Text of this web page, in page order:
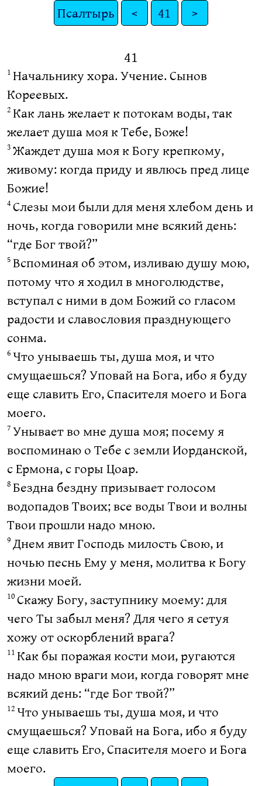
Псалтырь < 41 >
41
1 Начальнику хора. Учение. Сынов
Кореевых.
2 Как лань желает к потокам воды, так
желает душа моя к Тебе, Боже!
3 Жаждет душа моя к Богу крепкому,
живому: когда приду и явлюсь пред лице
Божие!
4 Слезы мои были для меня хлебом день и
ночь, когда говорили мне всякий день:
“где Бог твой?”
5 Вспоминая об этом, изливаю душу мою,
потому что я ходил в многолюдстве,
вступал с ними в дом Божий со гласом
радости и славословия празднующего
сонма.
6 Что унываешь ты, душа моя, и что
смущаешься? Уповай на Бога, ибо я буду
еще славить Его, Спасителя моего и Бога
моего.
7 Унывает во мне душа моя; посему я
воспоминаю о Тебе с земли Иорданской,
с Ермона, с горы Цоар.
8 Бездна бездну призывает голосом
водопадов Твоих; все воды Твои и волны
Твои прошли надо мною.
9 Днем явит Господь милость Свою, и
ночью песнь Ему у меня, молитва к Богу
жизни моей.
10 Скажу Богу, заступнику моему: для
чего Ты забыл меня? Для чего я сетуя
хожу от оскорблений врага?
11 Как бы поражая кости мои, ругаются
надо мною враги мои, когда говорят мне
всякий день: “где Бог твой?”
12 Что унываешь ты, душа моя, и что
смущаешься? Уповай на Бога, ибо я буду
еще славить Его, Спасителя моего и Бога
моего.